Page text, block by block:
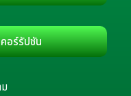
อร์รัปชัน